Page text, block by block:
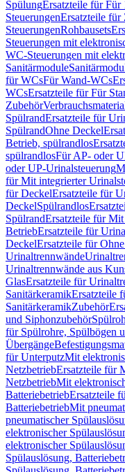
SpülungErsatzteile für Für
SteuerungenErsatzteile
SteuerungenRohbausets
Steuerungen mit
WC-Steuerungen mit
Sanitärmodule
für WCsFür Wand-WCs
WCsErsatzteile für Für
Zubehör
SpülrandErsatzteile für
SpülrandOhne Deckel
Betrieb, spülrandlos
spülrandlosFür AP- oder
oder UP-Urinalsteuerung
für Mit integrierter
für DeckelErsatzteile für
DeckelSpülrandlos
SpülrandErsatzteile für
BetriebErsatzteile für
DeckelErsatzteile für
Urinaltrennwände
Urinaltrennwände aus
GlasErsatzteile für
SanitärkeramikErsatzteile
SanitärkeramikZubehör
und Siphonzubehör
für Spülrohre, Spülbögen
Übergänge
für UnterputzMit
NetzbetriebErsatzteile für
NetzbetriebMit
BatteriebetriebErsatzteile
BatteriebetriebMit
pneumatischer
elektronischer
elektronischer
Spülauslösung,